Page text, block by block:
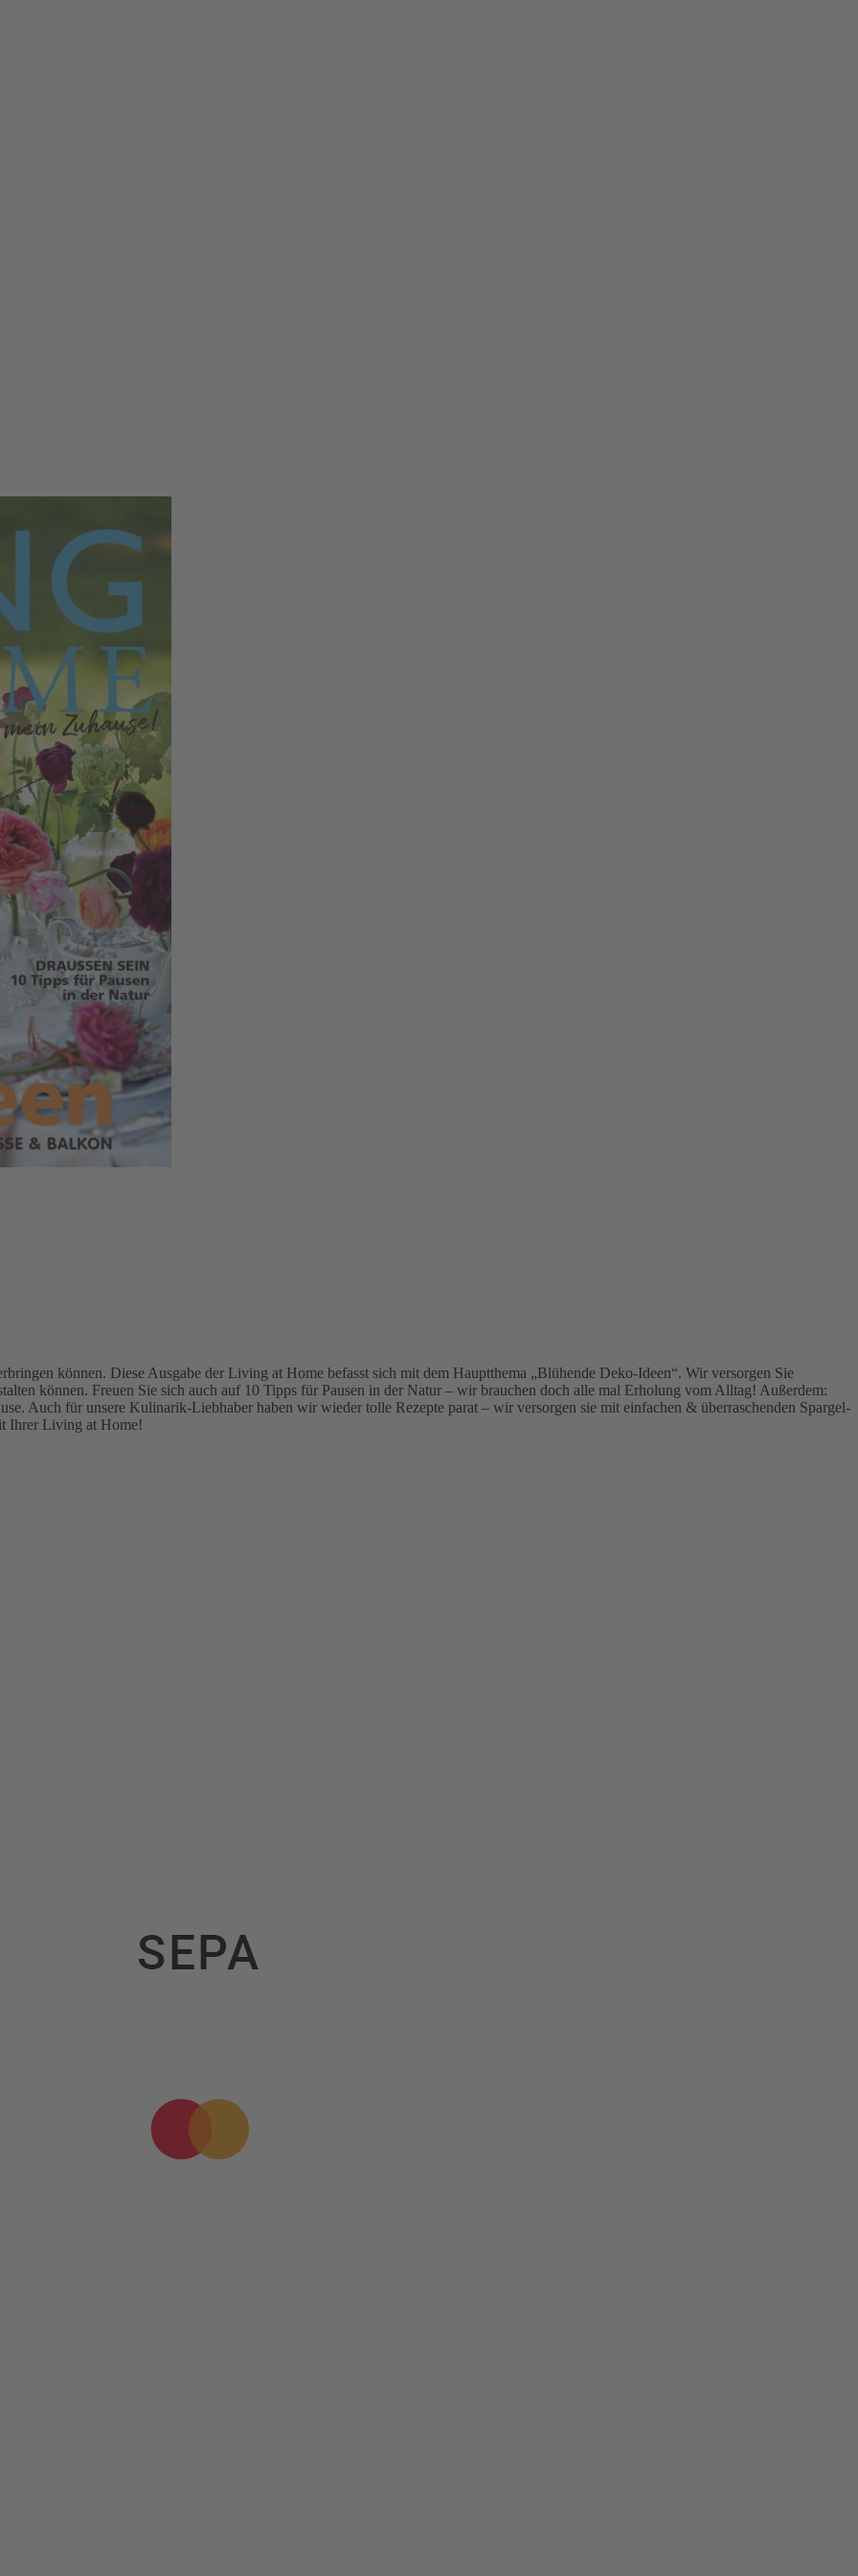
können. Diese Ausgabe der Living at Home befasst sich mit dem Hauptthema „Blühende Deko-Ideen“. Wir versorgen Sie
können. Freuen Sie sich auch auf 10 Tipps für Pausen in der Natur – wir brauchen doch alle mal Erholung vom Alltag! Außerdem:
Auch für unsere Kulinarik-Liebhaber haben wir wieder tolle Rezepte parat – wir versorgen sie mit einfachen & überraschenden Spargel-
Ihrer Living at Home!